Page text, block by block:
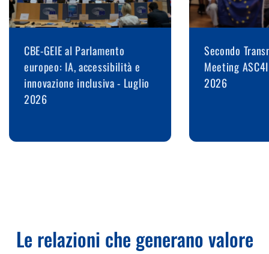
CBE-GEIE al Parlamento
europeo: IA, accessibilità e
innovazione inclusiva - Luglio
2026
Secondo
Meeting
2026
Le relazioni che generano valore